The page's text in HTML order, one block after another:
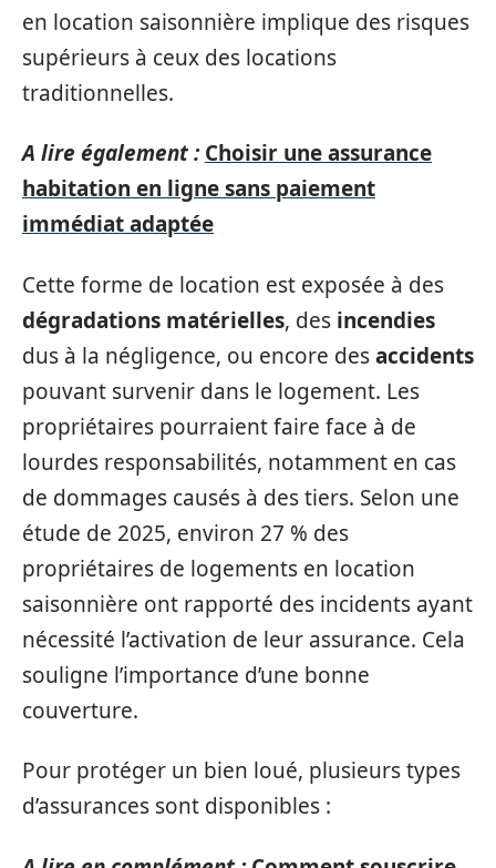
en location saisonnière implique des risques
supérieurs à ceux des locations
traditionnelles.
A lire également : Choisir une assurance
habitation en ligne sans paiement
immédiat adaptée
Cette forme de location est exposée à des
dégradations matérielles, des incendies
dus à la négligence, ou encore desaccidents
pouvant survenir dans le logement. Les
propriétaires pourraient faire face à de
lourdes responsabilités, notamment en cas
de dommages causés à des tiers. Selon une
étude de 2025, environ 27 % des
propriétaires de logements en location
saisonnière ont rapporté des incidents ayant
nécessité l’activation de leur assurance. Cela
souligne l’importance d’une bonne
couverture.
Pour protéger un bien loué, plusieurs types
d’assurances sont disponibles :